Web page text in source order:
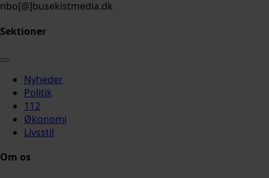
nbo[@]busekistmedia.dk
Sektioner
Nyheder
Politik
112
Økonomi
Livsstil
Om os